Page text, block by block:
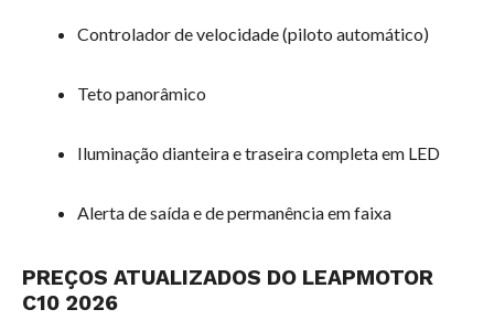
Controlador de velocidade (piloto automático)
Teto panorâmico
Iluminação dianteira e traseira completa em LED
Alerta de saída e de permanência em faixa
PREÇOS ATUALIZADOS DO LEAPMOTOR
C10 2026